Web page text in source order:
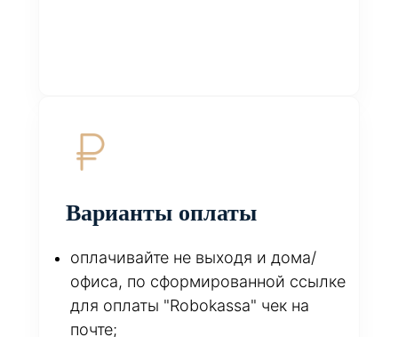
Варианты оплаты
оплачивайте не выходя и дома/
офиса, по сформированной ссылке
для оплаты "Robokassa" чек на
почте;